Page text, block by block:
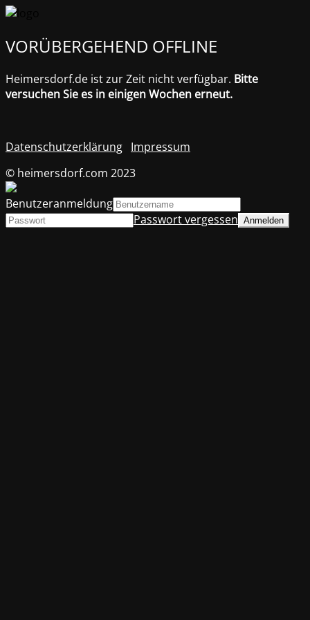
VORÜBERGEHEND OFFLINE
Heimersdorf.de ist zur Zeit nicht verfügbar. Bitte
versuchen Sie es in einigen Wochen erneut.
Datenschutzerklärung Impressum
© heimersdorf.com 2023
Benutzeranmeldung
Passwort vergessen